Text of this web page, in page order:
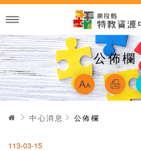
跳
主
內
容
公佈欄
首頁中心消息 公佈欄
113-03-15